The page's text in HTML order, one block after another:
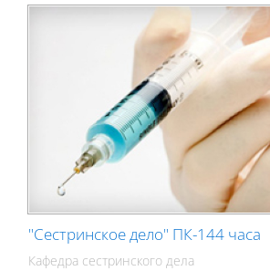
"Сестринское дело" ПК-144 часа
Кафедра сестринского дела